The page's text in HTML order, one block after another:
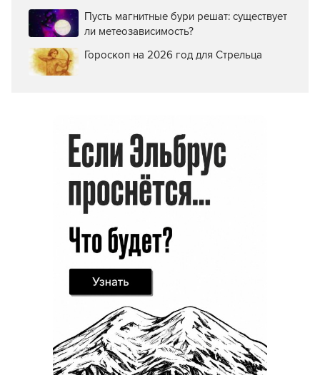
Пусть магнитные бури решат: существует
ли метеозависимость?
Гороскоп на 2026 год для Стрельца